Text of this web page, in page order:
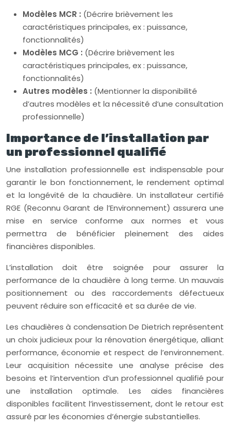
Modèles MCR : (Décrire brièvement les
caractéristiques principales, ex : puissance,
fonctionnalités)
Modèles MCG : (Décrire brièvement les
caractéristiques principales, ex : puissance,
fonctionnalités)
Autres modèles : (Mentionner la disponibilité
d’autres modèles et la nécessité d’une consultation
professionnelle)
Importance de l’installation par
un professionnel qualifié
Une installation professionnelle est indispensable pour
garantir le bon fonctionnement, le rendement optimal
et la longévité de la chaudière. Un installateur certifié
RGE (Reconnu Garant de l’Environnement) assurera une
mise en service conforme aux normes et vous
permettra de bénéficier pleinement des aides
financières disponibles.
L’installation doit être soignée pour assurer la
performance de la chaudière à long terme. Un mauvais
positionnement ou des raccordements défectueux
peuvent réduire son efficacité et sa durée de vie.
Les chaudières à condensation De Dietrich représentent
un choix judicieux pour la rénovation énergétique, alliant
performance, économie et respect de l’environnement.
Leur acquisition nécessite une analyse précise des
besoins et l’intervention d’un professionnel qualifié pour
une installation optimale. Les aides financières
disponibles facilitent l’investissement, dont le retour est
assuré par les économies d’énergie substantielles.